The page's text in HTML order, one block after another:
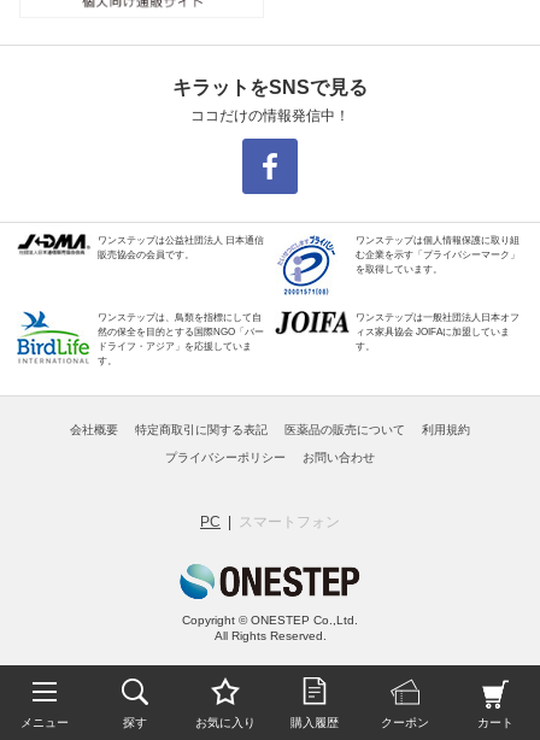
メニュー 探す お気に入り 購入履歴 クーポン カート
キラットをSNSで見る
ココだけの情報発信中！
ワンステップは公益社団法人 日本通信
販売協会の会員です。
ワンステップは個人情報保護に取り組
む企業を示す「プライバシーマーク」
を取得しています。
ワンステップは、鳥類を指標にして自
然の保全を目的とする国際NGO「バー
ドライフ・アジア」を応援していま
す。
ワンステップは一般社団法人日本オフ
ィス家具協会 JOIFAに加盟していま
す。
会社概要 特定商取引に関する表記 医薬品の販売について 利用規約
プライバシーポリシー お問い合わせ
PC スマートフォン
Copyright © ONESTEP Co.,Ltd.
All Rights Reserved.